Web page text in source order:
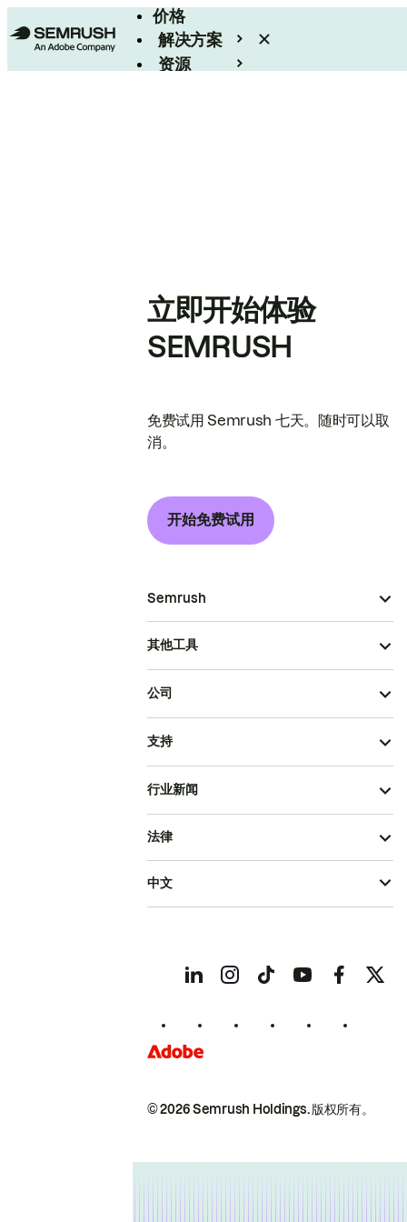
价格
解决方案
资源
立即开始体验
SEMRUSH
免费试用 Semrush 七天。随时可以取
消。
开始免费试用
Semrush
其他工具
公司
支持
行业新闻
© 2026 Semrush Holdings.版权所有。
法律
中文